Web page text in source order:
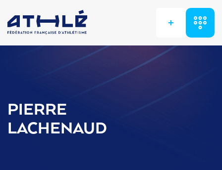
+
PIERRE
LACHENAUD